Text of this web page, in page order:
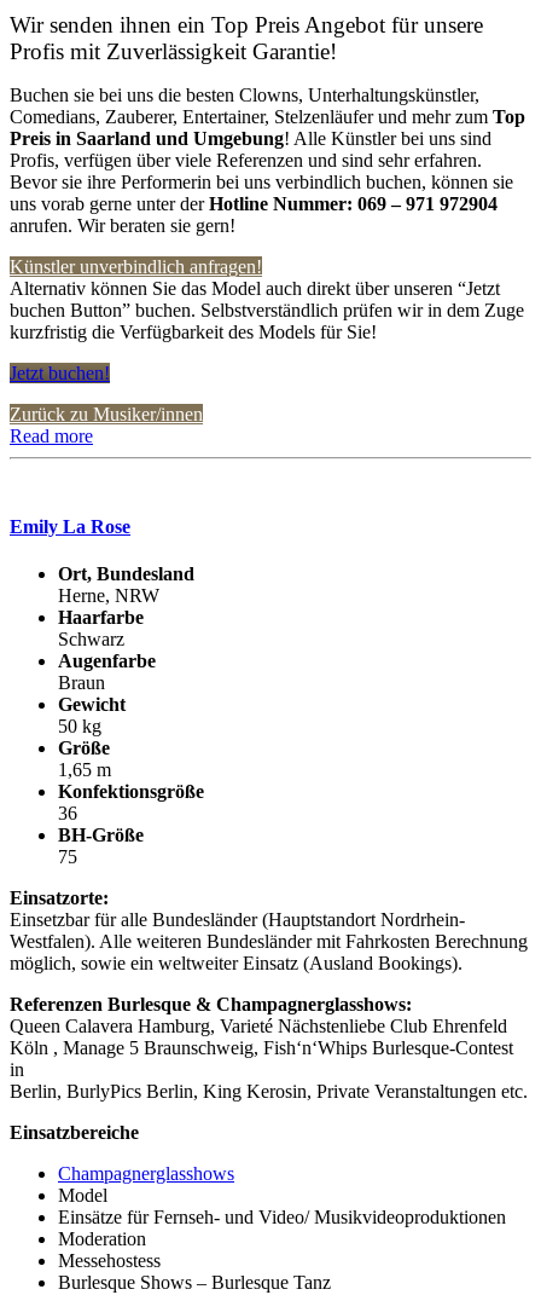
Wir senden ihnen ein Top Preis Angebot für unsere
Profis mit Zuverlässigkeit Garantie!
Buchen sie bei uns die besten Clowns, Unterhaltungskünstler,
Comedians, Zauberer, Entertainer, Stelzenläufer und mehr zum Top
Preis in Saarland und Umgebung! Alle Künstler bei uns sind
Profis, verfügen über viele Referenzen und sind sehr erfahren.
Bevor sie ihre Performerin bei uns verbindlich buchen, können sie
uns vorab gerne unter derHotline Nummer: 069 – 971 972904
anrufen. Wir beraten sie gern!
Künstler unverbindlich anfragen!
Alternativ können Sie das Model auch direkt über unseren “Jetzt
buchen Button” buchen. Selbstverständlich prüfen wir in dem Zuge
kurzfristig die Verfügbarkeit des Models für Sie!
Jetzt buchen!
Zurück zu Musiker/innen
Read more
Emily La Rose
Ort, Bundesland
Herne, NRW
Haarfarbe
Schwarz
Augenfarbe
Braun
Gewicht
50 kg
Größe
1,65 m
Konfektionsgröße
36
BH-Größe
75
Einsatzorte:
Einsetzbar für alle Bundesländer (Hauptstandort Nordrhein-
Westfalen). Alle weiteren Bundesländer mit Fahrkosten Berechnung
möglich, sowie ein weltweiter Einsatz (Ausland Bookings).
Referenzen Burlesque & Champagnerglasshows:
Queen Calavera Hamburg, Varieté Nächstenliebe Club Ehrenfeld
Köln , Manage 5 Braunschweig, Fish‘n‘Whips Burlesque-Contest
in
Berlin, BurlyPics Berlin, King Kerosin, Private Veranstaltungen etc.
Einsatzbereiche
Champagnerglasshows
Model
Einsätze für Fernseh- und Video/ Musikvideoproduktionen
Moderation
Messehostess
Burlesque Shows – Burlesque Tanz